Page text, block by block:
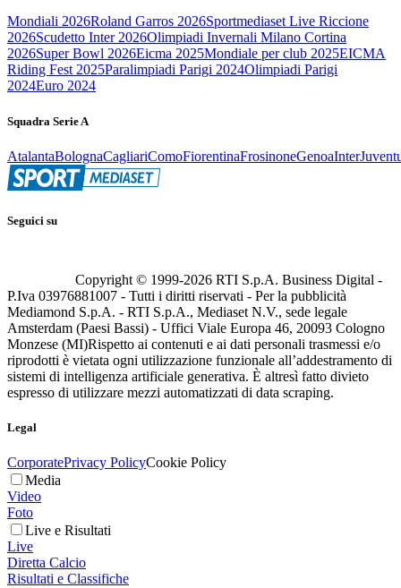
Mondiali 2026Roland Garros 2026Sportmediaset Live Riccione
2026Scudetto Inter 2026Olimpiadi Invernali Milano Cortina
2026Super Bowl 2026Eicma 2025Mondiale per club 2025EICMA
Riding Fest 2025Paralimpiadi Parigi 2024Olimpiadi Parigi
2024Euro 2024
Squadra Serie A
AtalantaBolognaCagliariComoFiorentinaFrosinoneGenoaInter
Seguici su
Copyright © 1999-2026 RTI S.p.A. Business Digital -
P.Iva 03976881007 - Tutti i diritti riservati - Per la pubblicità
Mediamond S.p.A. - RTI S.p.A., Mediaset N.V., sede legale
Amsterdam (Paesi Bassi) - Uffici Viale Europa 46, 20093 Cologno
Monzese (MI)Rispetto ai contenuti e ai dati personali trasmessi e/o
riprodotti è vietata ogni utilizzazione funzionale all’addestramento di
sistemi di intelligenza artificiale generativa. È altresì fatto divieto
espresso di utilizzare mezzi automatizzati di data scraping.
Legal
CorporatePrivacy PolicyCookie Policy
Media
Video
Foto
Live e Risultati
Live
Diretta Calcio
Risultati e Classifiche